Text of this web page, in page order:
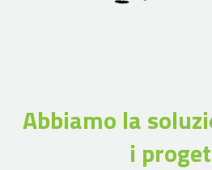
Abbiamo la
i